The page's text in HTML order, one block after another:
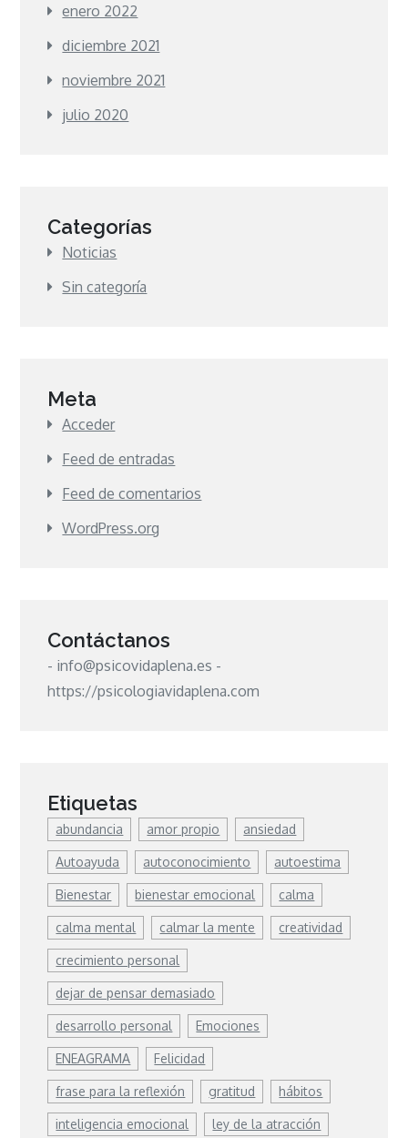
enero 2022
diciembre 2021
noviembre 2021
julio 2020
Categorías
Noticias
Sin categoría
Meta
Acceder
Feed de entradas
Feed de comentarios
WordPress.org
Contáctanos
- info@psicovidaplena.es -
https://psicologiavidaplena.com
Etiquetas
abundancia amor propio ansiedad
Autoayuda autoconocimiento autoestima
Bienestar bienestar emocional calma
calma mental calmar la mente creatividad
crecimiento personal
dejar de pensar demasiado
desarrollo personal Emociones
ENEAGRAMA Felicidad
frase para la reflexión gratitud hábitos
inteligencia emocional ley de la atracción